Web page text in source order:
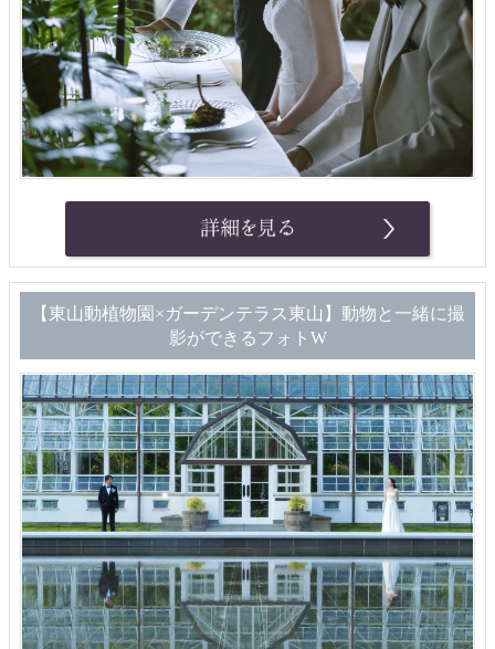
【東山動植物園×ガーデンテラス東山】動物と一緒に撮
影ができるフォトW